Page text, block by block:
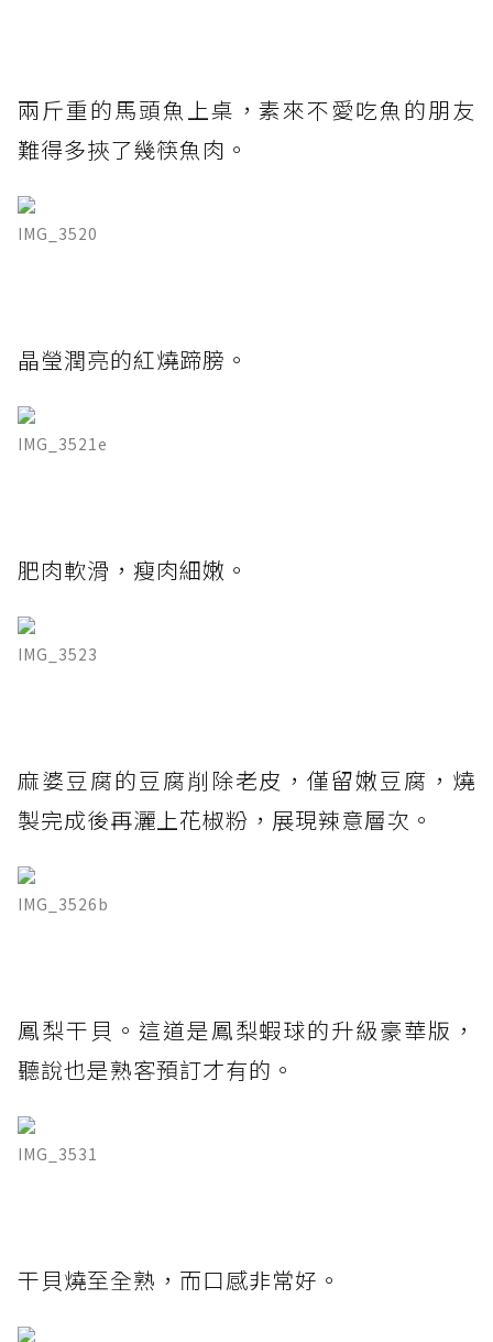
兩斤重的馬頭魚上桌，素來不愛吃魚的朋友
難得多挾了幾筷魚肉。
IMG_3520
晶瑩潤亮的紅燒蹄膀。
IMG_3521e
肥肉軟滑，瘦肉細嫩。
IMG_3523
麻婆豆腐的豆腐削除老皮，僅留嫩豆腐，燒
製完成後再灑上花椒粉，展現辣意層次。
IMG_3526b
鳳梨干貝。這道是鳳梨蝦球的升級豪華版，
聽說也是熟客預訂才有的。
IMG_3531
干貝燒至全熟，而口感非常好。